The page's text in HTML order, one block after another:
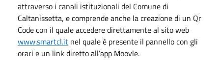
attraverso i canali istituzionali del Comune di
Caltanissetta, e comprende anche la creazione di un Qr
Code con il quale accedere direttamente al sito web
www.smartcl.it nel quale è presente il pannello con gli
orari e un link diretto all’app Moovle.